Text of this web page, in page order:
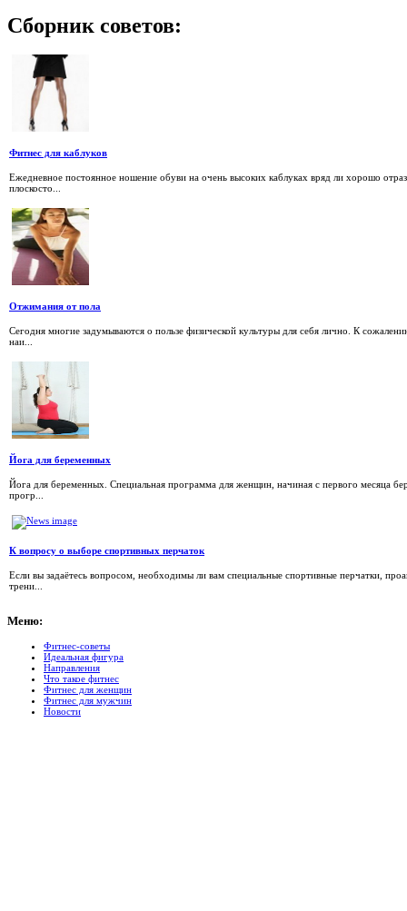
Сборник советов:
Фитнес для каблуков
Ежедневное постоянное ношение обуви на очень высоких каблуках вряд ли хорошо
плоскосто...
Отжимания от пола
Сегодня многие задумываются о пользе физической культуры для себя лично. К
наи...
Йога для беременных
Йога для беременных. Специальная программа для женщин, начиная с первого месяца
прогр...
К вопросу о выборе спортивных перчаток
Если вы задаётесь вопросом, необходимы ли вам специальные спортивные перчатки,
трени...
Меню:
Фитнес-советы
Идеальная фигура
Направления
Что такое фитнес
Фитнес для женщин
Фитнес для мужчин
Новости